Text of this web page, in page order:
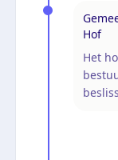
Hof
Het